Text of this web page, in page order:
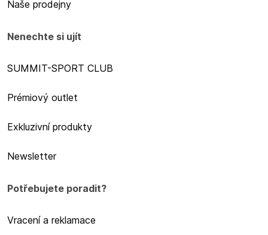
Naše prodejny
Nenechte si ujít
SUMMIT-SPORT CLUB
Prémiový outlet
Exkluzivní produkty
Newsletter
Potřebujete poradit?
Vracení a reklamace